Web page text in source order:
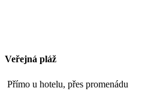
Veřejná pláž
Přímo u hotelu, přes promenádu